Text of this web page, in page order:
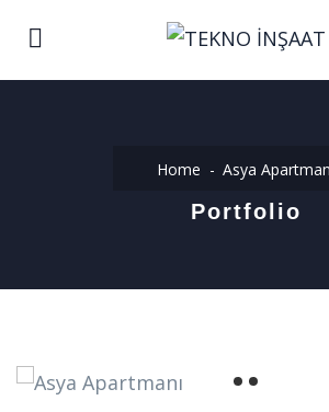
Home Asya
Portfolio